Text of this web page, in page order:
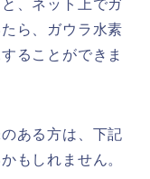
、ネット上でガ
ら、ガウラ水素
ることができま
ある方は、下記
もしれません。